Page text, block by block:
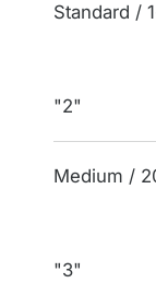
Standard /
"2"
Medium /
"3"